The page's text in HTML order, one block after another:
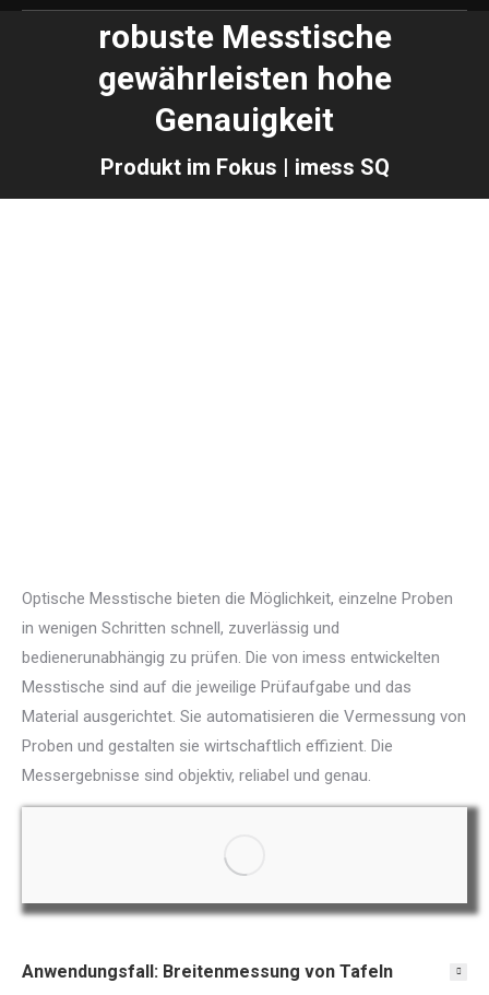
robuste Messtische
gewährleisten hohe
Genauigkeit
Produkt im Fokus | imess SQ
Optische Messtische bieten die Möglichkeit, einzelne Proben
in wenigen Schritten schnell, zuverlässig und
bedienerunabhängig zu prüfen. Die von imess entwickelten
Messtische sind auf die jeweilige Prüfaufgabe und das
Material ausgerichtet. Sie automatisieren die Vermessung von
Proben und gestalten sie wirtschaftlich effizient. Die
Messergebnisse sind objektiv, reliabel und genau.
Anwendungsfall: Breitenmessung von Tafeln